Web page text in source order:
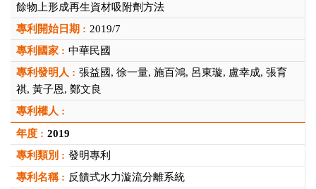
餘物上形成再生資材吸附劑方法
2019/7
中華民國
張益國, 徐一量, 施百鴻, 呂東璇, 盧幸成, 張育
祺, 黃子恩, 鄭文良
2019
發明專利
反饋式水力漩流分離系統